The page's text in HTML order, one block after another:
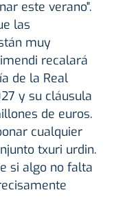
este verano".
las
muy
recalará
de la Real
y su cláusula
de euros.
cualquier
txuri urdin.
si algo no falta